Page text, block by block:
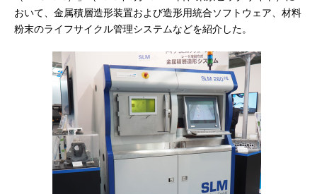
おいて、金属積層造形装置および造形用統合ソフトウェア、材料
粉末のライフサイクル管理システムなどを紹介した。